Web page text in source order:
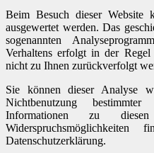
Beim Besuch dieser Website
ausgewertet werden. Das
sogenannten
Verhaltens erfolgt in der
nicht zu Ihnen zurückverfolgt
Sie können dieser Analyse
Nichtbenutzung
Informationen zu
Datenschutzerklärung.